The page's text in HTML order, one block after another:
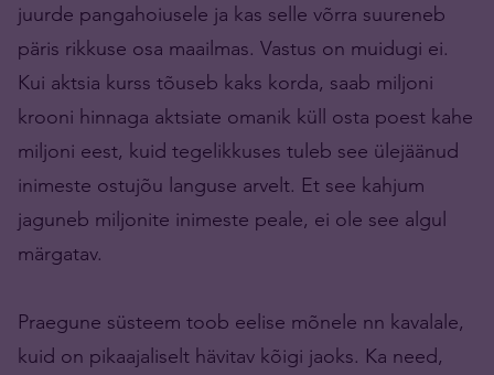
juurde pangahoiusele ja kas selle võrra suureneb
päris rikkuse osa maailmas. Vastus on muidugi ei.
Kui aktsia kurss tõuseb kaks korda, saab miljoni
krooni hinnaga aktsiate omanik küll osta poest kahe
miljoni eest, kuid tegelikkuses tuleb see ülejäänud
inimeste ostujõu languse arvelt. Et see kahjum
jaguneb miljonite inimeste peale, ei ole see algul
märgatav.
Praegune süsteem toob eelise mõnele nn kavalale,
kuid on pikaajaliselt hävitav kõigi jaoks. Ka need,